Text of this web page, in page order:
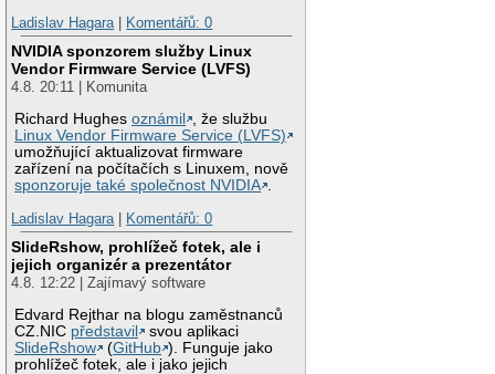
Ladislav Hagara
Komentářů: 0
NVIDIA sponzorem služby Linux
Vendor Firmware Service (LVFS)
4.8. 20:11 | Komunita
Richard Hughesoznámil
, že službu
Linux Vendor Firmware Service (LVFS)
umožňující aktualizovat firmware
zařízení na počítačích s Linuxem, nově
sponzoruje také společnost NVIDIA .
Ladislav Hagara | Komentářů: 0
SlideRshow, prohlížeč fotek, ale i
jejich organizér a prezentátor
4.8. 12:22 | Zajímavý software
Edvard Rejthar na blogu zaměstnanců
CZ.NIC představil
svou aplikaci
SlideRshow
(GitHub ). Funguje jako
prohlížeč fotek, ale i jako jejich